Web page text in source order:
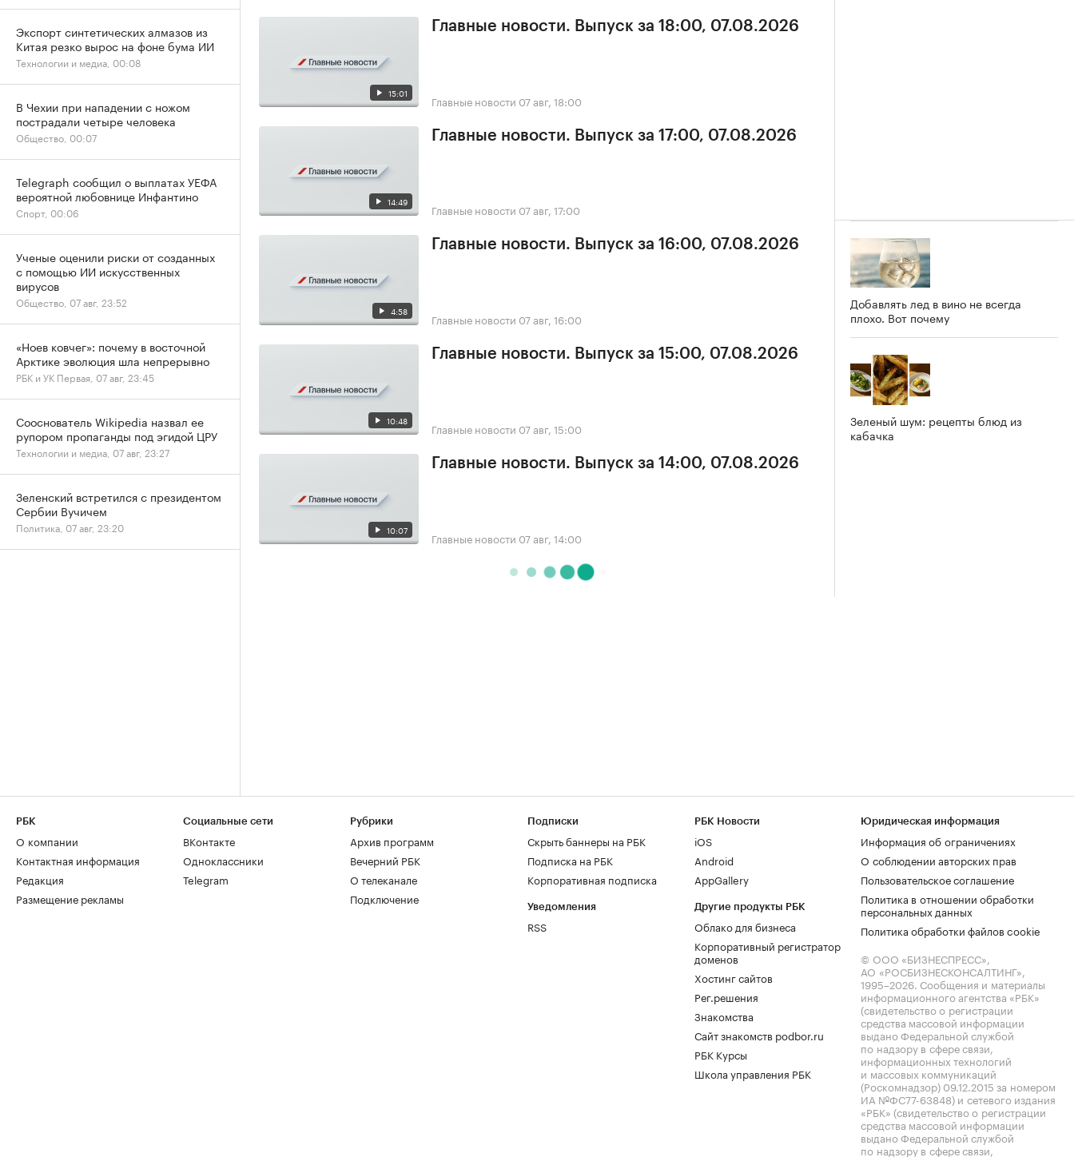
15:01
Главные новости. Выпуск за 18:00, 07.08.2026
Главные новости 07 авг, 18:00
14:49
Главные новости. Выпуск за 17:00, 07.08.2026
Главные новости 07 авг, 17:00
4:58
Главные новости. Выпуск за 16:00, 07.08.2026
Главные новости 07 авг, 16:00
10:48
Главные новости. Выпуск за 15:00, 07.08.2026
Главные новости 07 авг, 15:00
10:07
Главные новости. Выпуск за 14:00, 07.08.2026
Главные новости 07 авг, 14:00
Добавлять лед в вино не всегда
плохо. Вот почему
Зеленый шум: рецепты блюд из
кабачка
Экспорт синтетических алмазов из
Китая резко вырос на фоне бума ИИ
Технологии и медиа, 00:08
В Чехии при нападении с ножом
пострадали четыре человека
Общество, 00:07
Telegraph сообщил о выплатах УЕФА
вероятной любовнице Инфантино
Спорт, 00:06
Ученые оценили риски от созданных
с помощью ИИ искусственных
вирусов
Общество, 07 авг, 23:52
«Ноев ковчег»: почему в восточной
Арктике эволюция шла непрерывно
РБК и УК Первая, 07 авг, 23:45
Сооснователь Wikipedia назвал ее
рупором пропаганды под эгидой ЦРУ
Технологии и медиа, 07 авг, 23:27
Зеленский встретился с президентом
Сербии Вучичем
Политика, 07 авг, 23:20
РБК
О компании
Контактная информация
Редакция
Размещение рекламы
Социальные сети
ВКонтакте
Одноклассники
Telegram
Рубрики
Архив программ
Вечерний РБК
О телеканале
Подключение
Подписки
Скрыть баннеры на РБК
Подписка на РБК
Корпоративная подписка
Уведомления
RSS
РБК Новости
iOS
Android
AppGallery
Другие продукты РБК
Облако для бизнеса
Корпоративный регистратор
доменов
Хостинг сайтов
Рег.решения
Знакомства
Сайт знакомств podbor.ru
РБК Курсы
Школа управления РБК
Юридическая информация
Информация об ограничениях
О соблюдении авторских прав
Пользовательское соглашение
Политика в отношении обработки
персональных данных
Политика обработки файлов cookie
© ООО «БИЗНЕСПРЕСС»,
АО «РОСБИЗНЕСКОНСАЛТИНГ»,
1995–2026. Сообщения и материалы
информационного агентства «РБК»
(свидетельство о регистрации
средства массовой информации
выдано Федеральной службой
по надзору в сфере связи,
информационных технологий
и массовых коммуникаций
(Роскомнадзор) 09.12.2015 за номером
ИА №ФС77-63848) и сетевого издания
«РБК» (свидетельство о регистрации
средства массовой информации
выдано Федеральной службой
по надзору в сфере связи,